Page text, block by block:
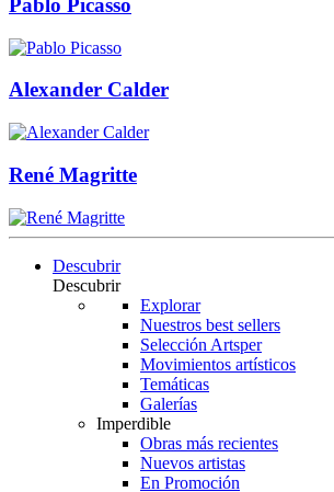
Pablo Picasso
Alexander Calder
René Magritte
Descubrir
Descubrir
Explorar
Nuestros best sellers
Selección Artsper
Movimientos artísticos
Temáticas
Galerías
Imperdible
Obras más recientes
Nuevos artistas
En Promoción